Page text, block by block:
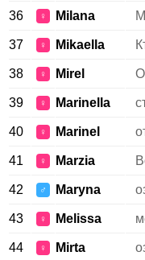
36 ♀ Milana
37 ♀ Mikaella
38 ♀ Mirel
39 ♀ Marinella
40 ♀ Marinel
41 ♀ Marzia
42 ♂ Maryna
43 ♀ Melissa
44 ♀ Mirta